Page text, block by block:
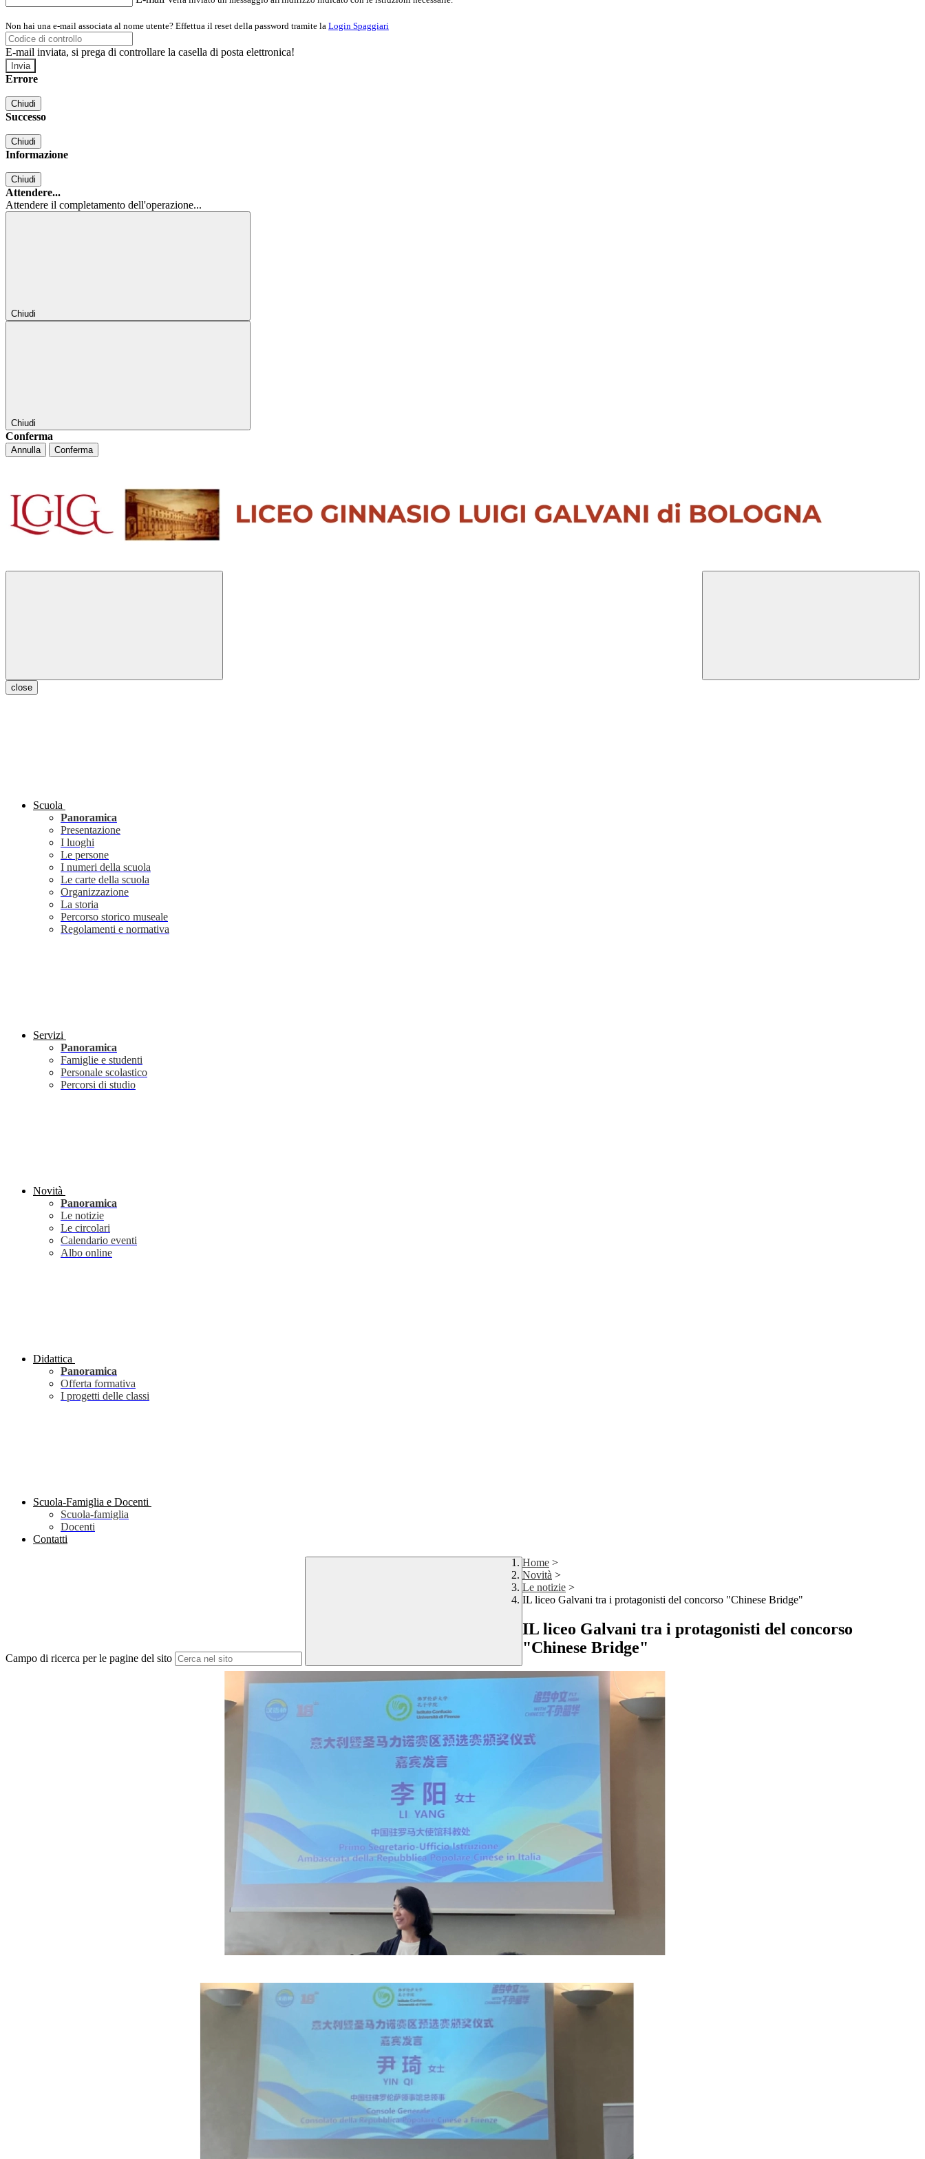
Non hai una e-mail associata al nome utente? Effettua il reset della password tramite la Login Spaggiari
E-mail inviata, si prega di controllare la casella di posta elettronica!
Errore
Chiudi
Successo
Chiudi
Informazione
Chiudi
Attendere...
Attendere il completamento dell'operazione...
Chiudi
Chiudi
Conferma
Annulla Conferma
close
Scuola
Panoramica
Presentazione
I luoghi
Le persone
I numeri della scuola
Le carte della scuola
Organizzazione
La storia
Percorso storico museale
Regolamenti e normativa
Servizi
Panoramica
Famiglie e studenti
Personale scolastico
Percorsi di studio
Novità
Panoramica
Le notizie
Le circolari
Calendario eventi
Albo online
Didattica
Panoramica
Offerta formativa
I progetti delle classi
Scuola-Famiglia e Docenti
Scuola-famiglia
Docenti
Contatti
Campo di ricerca per le pagine del sito
Home >
Novità >
Le notizie >
IL liceo Galvani tra i protagonisti del concorso "Chinese Bridge"
IL liceo Galvani tra i protagonisti del concorso
"Chinese Bridge"